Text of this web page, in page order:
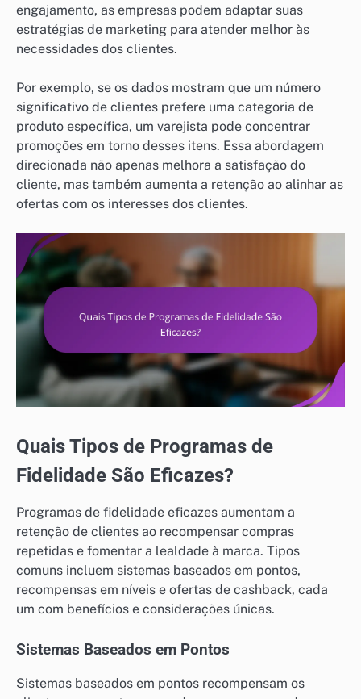
engajamento, as empresas podem adaptar suas
estratégias de marketing para atender melhor às
necessidades dos clientes.
Por exemplo, se os dados mostram que um número
significativo de clientes prefere uma categoria de
produto específica, um varejista pode concentrar
promoções em torno desses itens. Essa abordagem
direcionada não apenas melhora a satisfação do
cliente, mas também aumenta a retenção ao alinhar as
ofertas com os interesses dos clientes.
Quais Tipos de Programas de
Fidelidade São Eficazes?
Programas de fidelidade eficazes aumentam a
retenção de clientes ao recompensar compras
repetidas e fomentar a lealdade à marca. Tipos
comuns incluem sistemas baseados em pontos,
recompensas em níveis e ofertas de cashback, cada
um com benefícios e considerações únicas.
Sistemas Baseados em Pontos
Sistemas baseados em pontos recompensam os